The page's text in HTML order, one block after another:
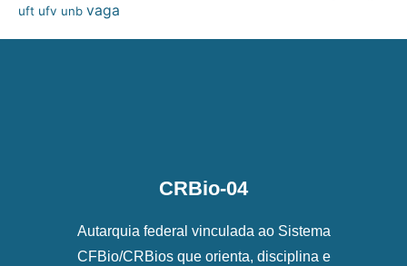
uft ufv unb vaga
CRBio-04
Autarquia federal vinculada ao Sistema
CFBio/CRBios que orienta, disciplina e